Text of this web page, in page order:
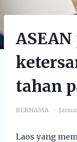
tahan
BERNAMA
Laos yang